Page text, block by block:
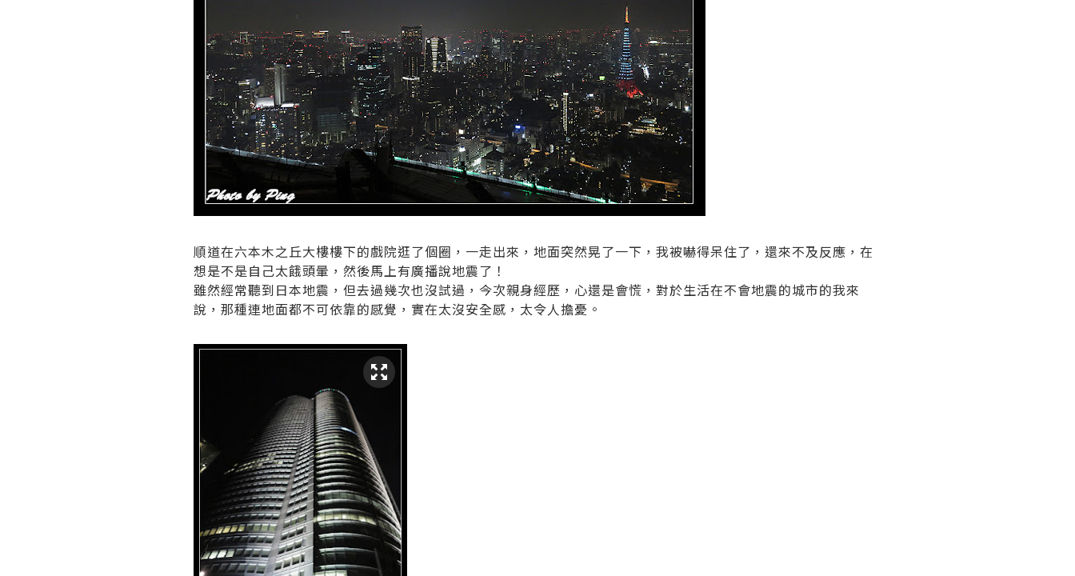
順道在六本木之丘大樓樓下的戲院逛了個圈，一走出來，地面突然晃了一下，我被嚇得呆住了，還來不及反應，在
想是不是自己太餓頭暈，然後馬上有廣播說地震了！
雖然經常聽到日本地震，但去過幾次也沒試過，今次親身經歷，心還是會慌，對於生活在不會地震的城市的我來
說，那種連地面都不可依靠的感覺，實在太沒安全感，太令人擔憂。